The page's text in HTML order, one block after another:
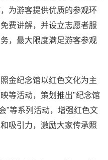
为游客提供优质的参观环
费讲解，并设立志愿者服
，最大限度满足游客参观
金纪念馆以红色文化为主
等活动，策划推出"纪念馆
"等系列活动，增强红色文
吸引力，激励大家传承照